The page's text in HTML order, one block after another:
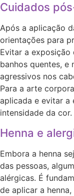
Cuidados
Após a aplicação
orientações para
Evitar a exposição
banhos quentes,
agressivos nos
Para a arte
aplicada e evitar a
intensidade da cor.
Henna e
Embora a henna
das pessoas,
alérgicas. É
de aplicar a